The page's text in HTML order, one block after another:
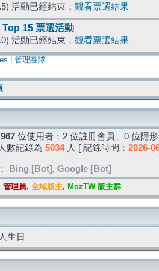
活動已經結束， 觀看票選結果
Top 15 票選活動
活動已經結束， 觀看票選結果
管理團隊
967 位使用者：2 位註冊會員、0 位隱
數記錄為 5034人 [ 記錄時間： 2026-
Bing [Bot] , Google [Bot]
管理員, 全域版主, MozTW 版主群
生日